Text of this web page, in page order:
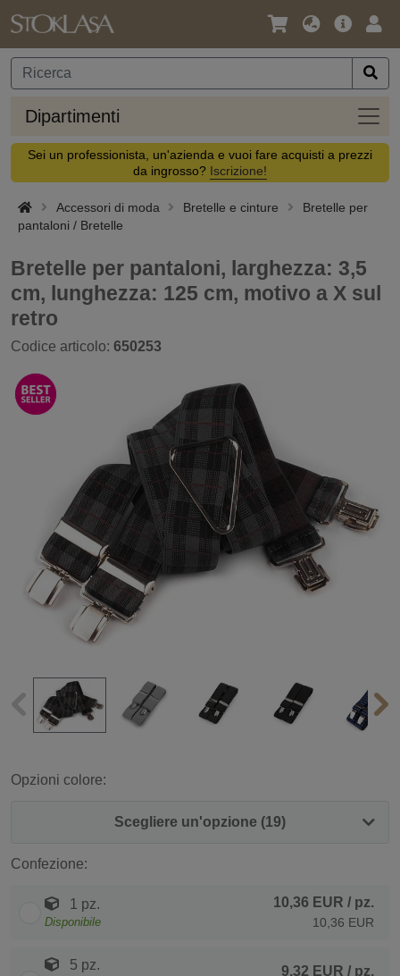
Lingua
Valuta
Offerta
Dipartimenti
Sei un professionista, un'azienda e vuoi fare acquisti a prezzi
da ingrosso? Iscrizione!
Accessori di moda Bretelle e cinture
Bretelle per
pantaloni / Bretelle
Bretelle per pantaloni, larghezza: 3,5
cm, lunghezza: 125 cm, motivo a X sul
retro
Codice articolo: 650253
Opzioni colore:
Scegliere un'opzione (19)
Confezione:
1 pz.
Disponibile
10,36 EUR / pz.
10,36 EUR
5 pz. 9,32 EUR / pz.